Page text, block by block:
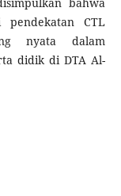
CTL
nyata dalam
didik di DTA Al-